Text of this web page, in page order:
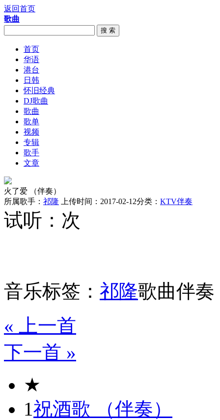
返回首页
歌曲
搜 索
首页
华语
港台
日韩
怀旧经典
DJ歌曲
歌曲
歌单
视频
专辑
歌手
文章
火了爱 （伴奏）
所属歌手： 祁隆 上传时间：2017-02-12分类： KTV伴奏
试听： 次
音乐标签： 祁隆歌曲伴
« 上一首
下一首 »
★
1祝酒歌 （伴奏）